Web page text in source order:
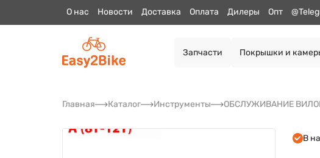
О нас Новости Доставка Оплата Дилеры Опт
Запчасти Покрышки и
Главная Каталог Инструменты ОБСЛУЖИВАНИЕ
В